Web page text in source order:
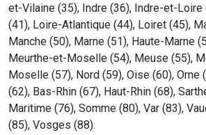
et-Vilaine (35), Indre (36), Indre-et-Loire
(41), Loire-Atlantique (44), Loiret (45),
Manche (50), Marne (51), Haute-Marne
Meurthe-et-Moselle (54), Meuse (55),
Moselle (57), Nord (59), Oise (60), Orne
(62), Bas-Rhin (67), Haut-Rhin (68),
Maritime (76), Somme (80), Var (83),
(85), Vosges (88).